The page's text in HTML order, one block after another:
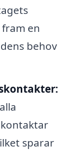
en
behov
sparar